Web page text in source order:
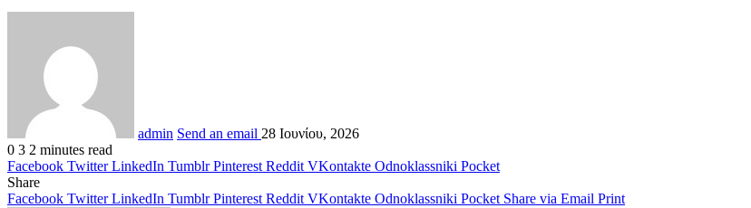
admin Send an email 28 Ιουνίου, 2026
0 3 2 minutes read
Facebook Twitter LinkedIn Tumblr Pinterest Reddit VKontakte Odnoklassniki Pocket
Share
Facebook Twitter LinkedIn Tumblr Pinterest Reddit VKontakte Odnoklassniki Pocket Share via Email Print